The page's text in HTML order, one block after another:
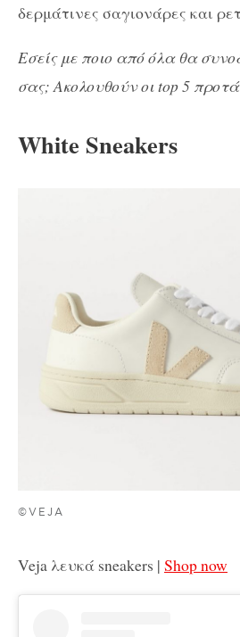
δερμάτινες σαγιονάρες και
Εσείς με ποιο από όλα θα
σας; Ακολουθούν οι top 5
White Sneakers
©VEJA
Veja λευκά sneakers | Shop now